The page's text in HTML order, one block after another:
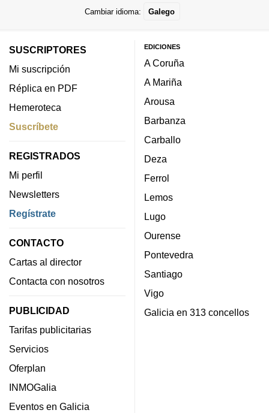
Cambiar idioma: Galego
SUSCRIPTORES
Mi suscripción
Réplica en PDF
Hemeroteca
Suscríbete
REGISTRADOS
Mi perfil
Newsletters
Regístrate
CONTACTO
Cartas al director
Contacta con nosotros
PUBLICIDAD
Tarifas publicitarias
Servicios
Oferplan
INMOGalia
Eventos en Galicia
EDICIONES
A Coruña
A Mariña
Arousa
Barbanza
Carballo
Deza
Ferrol
Lemos
Lugo
Ourense
Pontevedra
Santiago
Vigo
Galicia en 313 concellos